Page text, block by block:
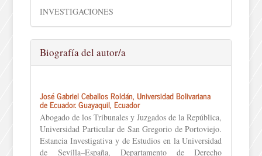
INVESTIGACIONES
Biografía del autor/a
José Gabriel Ceballos Roldán,Universidad Bolivariana
de Ecuador. Guayaquil, Ecuador
Abogado de los Tribunales y Juzgados de la República,
Universidad Particular de San Gregorio de Portoviejo.
Estancia Investigativa y de Estudios en la Universidad
de Sevilla–España, Departamento de Derecho